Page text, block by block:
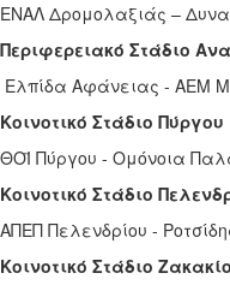
ΕΝΑΛ Δρομολαξιάς –
Περιφερειακό Στάδιο
Ελπίδα Αφάνειας - ΑΕΜ
Κοινοτικό Στάδιο Πύργου
ΘΟΪ Πύργου - Ομόνοια
Κοινοτικό Στάδιο
ΑΠΕΠ Πελενδρίου -
Κοινοτικό Στάδιο